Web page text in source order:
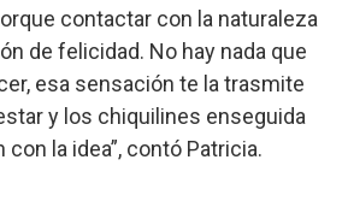
contactar con la naturaleza
de felicidad. No hay nada que
esa sensación te la trasmite
y los chiquilines enseguida
la idea”, contó Patricia.